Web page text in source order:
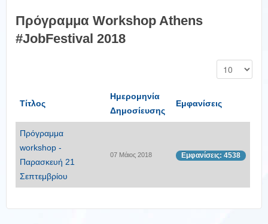
Πρόγραμμα Workshop Athens
#JobFestival 2018
Τίτλος
Ημερομηνία
Δημοσίευσης
Εμφανίσεις
Πρόγραμμα
workshop -
Παρασκευή 21
Σεπτεμβρίου
07 Μάιος 2018 Εμφανίσεις: 4538